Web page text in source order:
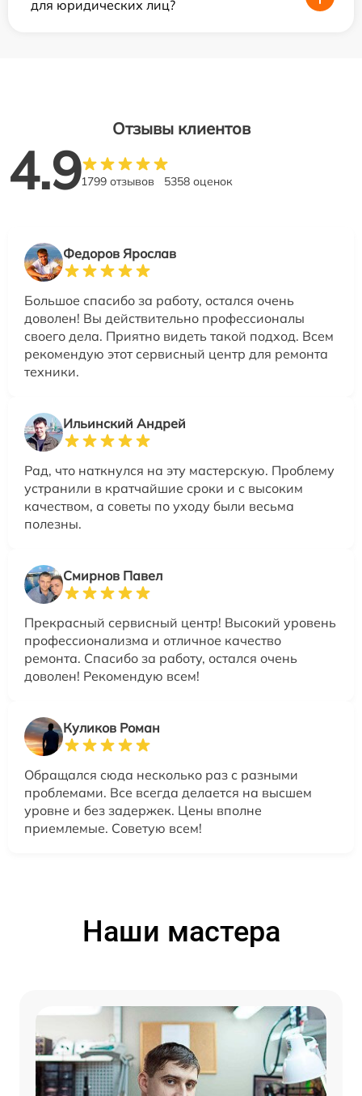
для юридических лиц?
Отзывы клиентов
4.91799 отзывов 5358 оценок
Федоров Ярослав
Большое спасибо за работу, остался очень
доволен! Вы действительно профессионалы
своего дела. Приятно видеть такой подход. Всем
рекомендую этот сервисный центр для ремонта
техники.
Ильинский Андрей
Рад, что наткнулся на эту мастерскую. Проблему
устранили в кратчайшие сроки и с высоким
качеством, а советы по уходу были весьма
полезны.
Смирнов Павел
Прекрасный сервисный центр! Высокий уровень
профессионализма и отличное качество
ремонта. Спасибо за работу, остался очень
доволен! Рекомендую всем!
Куликов Роман
Обращался сюда несколько раз с разными
проблемами. Все всегда делается на высшем
уровне и без задержек. Цены вполне
приемлемые. Советую всем!
Наши мастера